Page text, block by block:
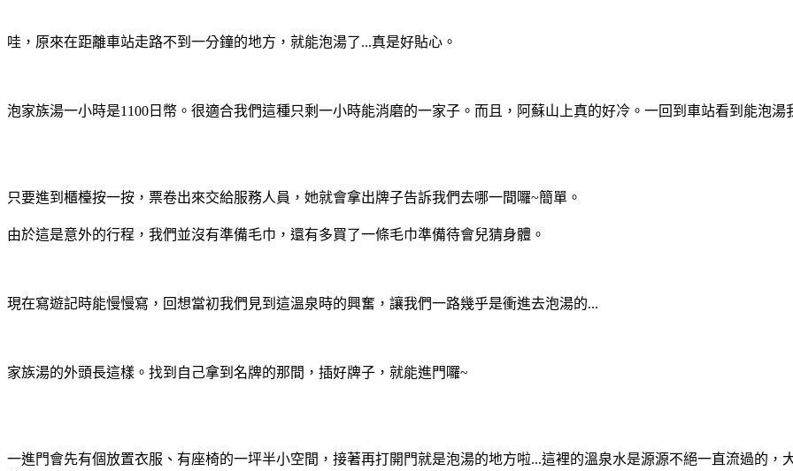
哇，原來在距離車站走路不到一分鐘的地方，就能泡湯了...真是好貼心。
泡家族湯一小時是1100日幣。很適合我們這種只剩一小時能消磨的一家子。而且，阿蘇山上真的好冷。一回到車站看到能泡湯
只要進到櫃檯按一按，票卷出來交給服務人員，她就會拿出牌子告訴我們去哪一間囉~簡單。
由於這是意外的行程，我們並沒有準備毛巾，還有多買了一條毛巾準備待會兒猜身體。
現在寫遊記時能慢慢寫，回想當初我們見到這溫泉時的興奮，讓我們一路幾乎是衝進去泡湯的...
家族湯的外頭長這樣。找到自己拿到名牌的那間，插好牌子，就能進門囉~
一進門會先有個放置衣服、有座椅的一坪半小空間，接著再打開門就是泡湯的地方啦...這裡的溫泉水是源源不絕一直流過的